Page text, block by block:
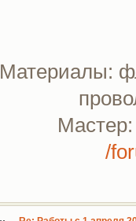
Материалы:
/